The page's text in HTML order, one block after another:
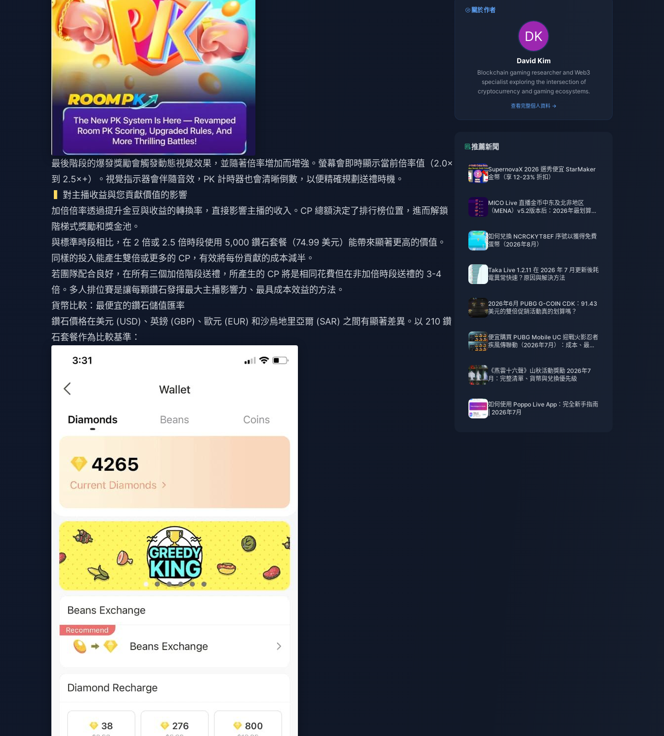
最後階段的爆發獎勵會觸發動態視覺效果，並隨著倍率增加而增強。螢幕會即時顯示當前倍率值（2.0×
到 2.5×+）。視覺指示器會伴隨音效，PK 計時器也會清晰倒數，以便精確規劃送禮時機。
對主播收益與您貢獻價值的影響
加倍倍率透過提升金豆與收益的轉換率，直接影響主播的收入。CP 總額決定了排行榜位置，進而解鎖
階梯式獎勵和獎金池。
與標準時段相比，在 2 倍或 2.5 倍時段使用 5,000 鑽石套餐（74.99 美元）能帶來顯著更高的價值。
同樣的投入能產生雙倍或更多的 CP，有效將每份貢獻的成本減半。
若團隊配合良好，在所有三個加倍階段送禮，所產生的 CP 將是相同花費但在非加倍時段送禮的 3-4
倍。多人排位賽是讓每顆鑽石發揮最大主播影響力、最具成本效益的方法。
貨幣比較：最便宜的鑽石儲值匯率
鑽石價格在美元 (USD)、英鎊 (GBP)、歐元 (EUR) 和沙烏地里亞爾 (SAR) 之間有顯著差異。以 210 鑽
石套餐作為比較基準：
關於作者
David Kim
Blockchain gaming researcher and Web3
specialist exploring the intersection of
cryptocurrency and gaming ecosystems.
查看完整個人資料 →
推薦新聞
SupernovaX 2026 選秀便宜 StarMaker
金幣（享 12-23% 折扣）
MICO Live 直播金币中东及北非地区
（MENA）v5.2版本后：2026年最划算充
如何兌換 NCRCKYT8EF 序號以獲得免費
蛋幣（2026年8月）
Taka Live 1.2.11 在 2026 年 7 月更新後耗
電異常快速？原因與解決方法
2026年6月 PUBG G-COIN CDK：91.43
美元的雙倍促銷活動真的划算嗎？
便宜購買 PUBG Mobile UC 迎戰火影忍者
疾風傳聯動（2026年7月）：成本、最佳
《燕雲十六聲》山秋活動獎勵 2026年7
月：完整清單、貨幣與兌換優先級
如何使用 Poppo Live App：完全新手指南
| 2026年7月